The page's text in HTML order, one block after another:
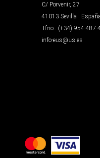
C/ Porvenir, 27
41013 Sevilla · España
Tfno.: (+34) 954 487
info-eus@us.es